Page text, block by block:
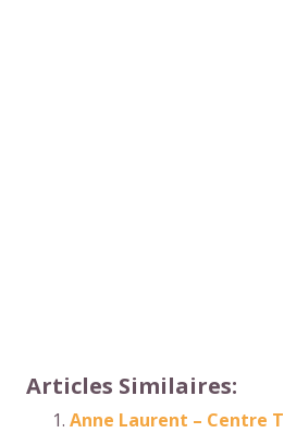
Articles Similaires:
Anne Laurent – Centre